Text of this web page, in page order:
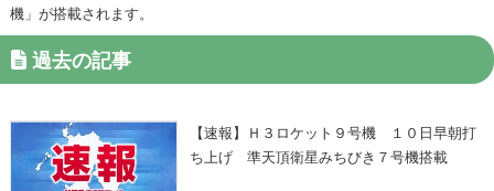
機」が搭載されます。
過去の記事
【速報】Ｈ３ロケット９号機 １０日早朝打
ち上げ 準天頂衛星みちびき７号機搭載